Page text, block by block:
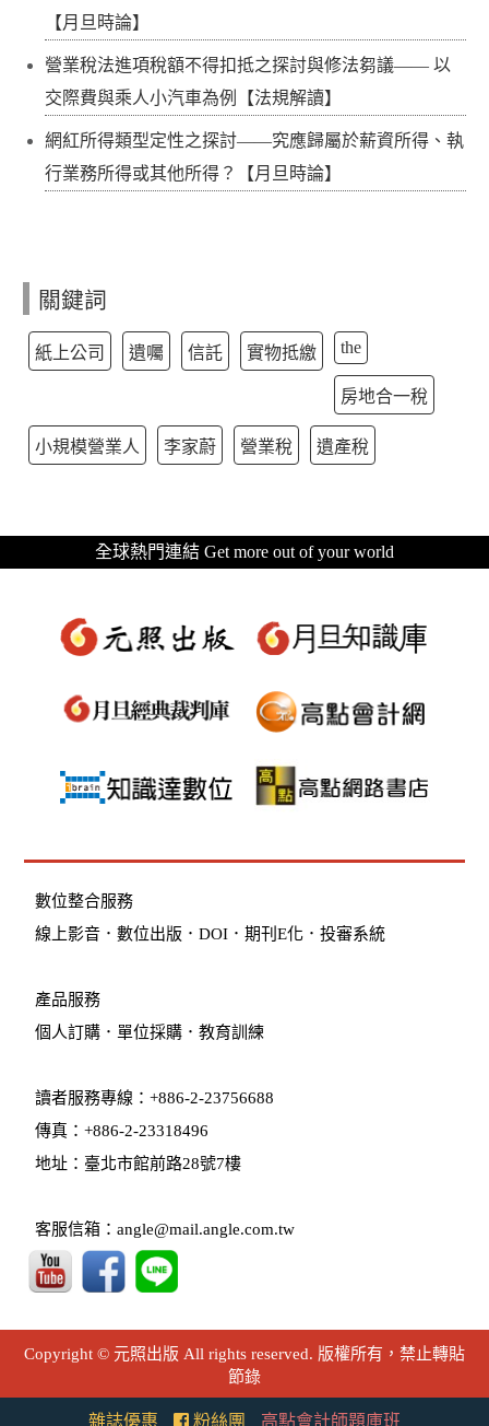
【月旦時論】
營業稅法進項稅額不得扣抵之探討與修法芻議—— 以
交際費與乘人小汽車為例【法規解讀】
網紅所得類型定性之探討——究應歸屬於薪資所得、執
行業務所得或其他所得？【月旦時論】
關鍵詞
紙上公司 遺囑 信託 實物抵繳 the
房地合一稅
小規模營業人 李家蔚 營業稅 遺產稅
全球熱門連結 Get more out of your world
數位整合服務
線上影音 ．數位出版 ．DOI ．期刊E化 ．投審系統
產品服務
個人訂購 ． 單位採購 ．教育訓練
讀者服務專線：+886-2-23756688
傳真：+886-2-23318496
地址：臺北市館前路28號7樓
客服信箱：angle@mail.angle.com.tw
Copyright © 元照出版 All rights reserved. 版權所有，禁止轉貼
節錄
雜誌優惠 粉絲團 高點會計師題庫班